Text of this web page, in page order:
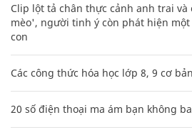
Clip lột tả chân thực cảnh anh trai
mèo', người tinh ý còn phát hiện
con
Các công thức hóa học lớp 8, 9 cơ
20 số điện thoại ma ám bạn không